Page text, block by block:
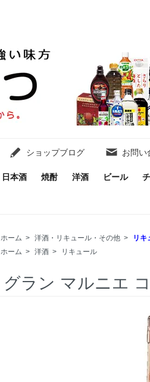
ショップブログ お問い
日本酒 焼酎 洋酒 ビール
ホーム > 洋酒・リキュール・その他 >
リキ
ホーム > 洋酒 > リキュール
グラン マルニエ